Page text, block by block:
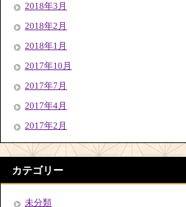
2018年3月
2018年2月
2018年1月
2017年10月
2017年7月
2017年4月
2017年2月
カテゴリー
未分類